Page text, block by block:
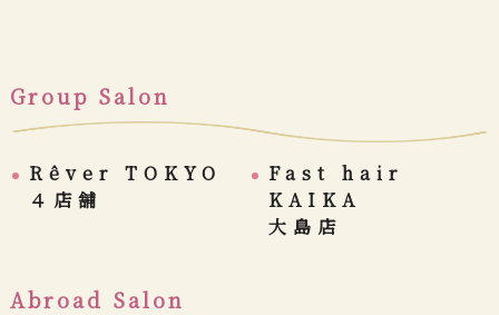
Group Salon
Rêver TOKYO
４店舗
Fast hair
KAIKA
大島店
Abroad Salon